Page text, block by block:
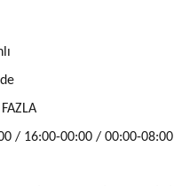
/ 16:00-00:00 / 00:00-08:00